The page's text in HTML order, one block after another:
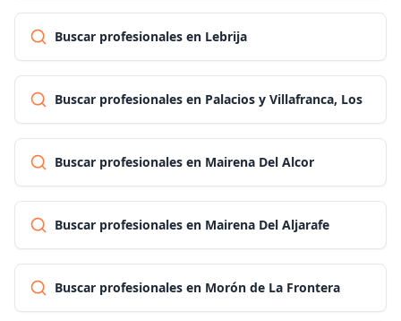
Buscar profesionales en Lebrija
Buscar profesionales en Palacios y Villafranca, Los
Buscar profesionales en Mairena Del Alcor
Buscar profesionales en Mairena Del Aljarafe
Buscar profesionales en Morón de La Frontera